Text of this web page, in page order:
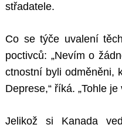
střadatele.
Co se týče uvalení
poctivců: „Nevím o
ctnostní byli odměněni,
Deprese,“ říká. „Tohle je
Jelikož si Kanada